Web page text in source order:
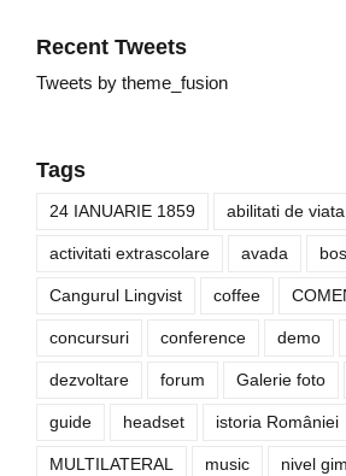
Recent Tweets
Tweets by theme_fusion
Tags
24 IANUARIE 1859 abilitati de viata
activitati extrascolare avada
Cangurul Lingvist coffee
concursuri conference demo
dezvoltare forum Galerie foto
guide headset istoria României
MULTILATERAL music nivel